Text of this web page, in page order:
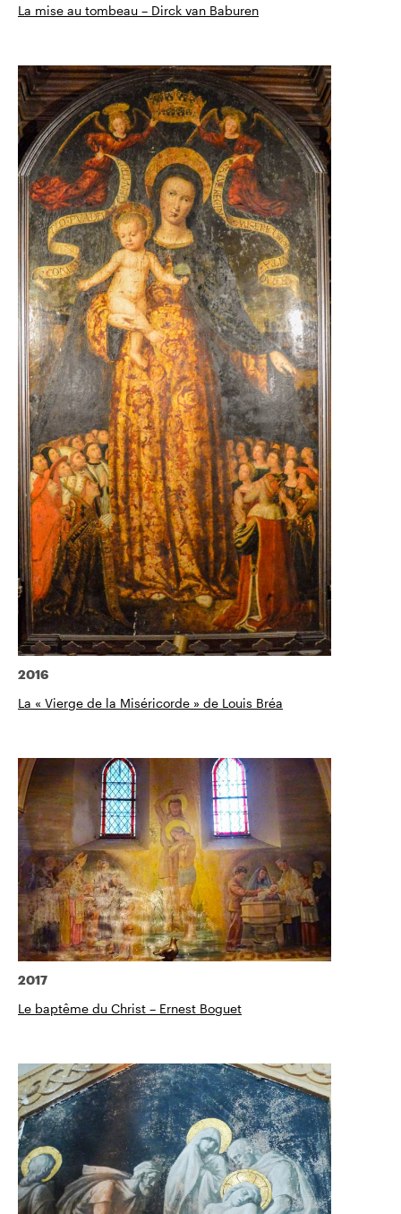
La mise au tombeau – Dirck van Baburen
2016
La « Vierge de la Miséricorde » de Louis Bréa
2017
Le baptême du Christ – Ernest Boguet